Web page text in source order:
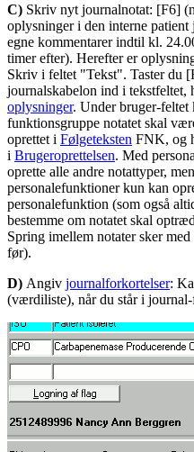
C) Skriv nyt journalnotat: [F6]
oplysninger i den interne
egne kommentarer indtil kl.
timer efter). Herefter er
Skriv i feltet "Tekst". Taster du
journalskabelon ind i tekstfeltet,
oplysninger. Under bruger-
funktionsgruppe notatet skal
oprettet i Følgeteksten FNK, og
i Brugeroprettelsen. Med
oprette alle andre notattyper,
personalefunktioner kun kan
personalefunktion (som også
bestemme om notatet skal
Spring imellem notater sker
før).
D) Angiv journalforkortelser:
(værdiliste), når du står i journal-